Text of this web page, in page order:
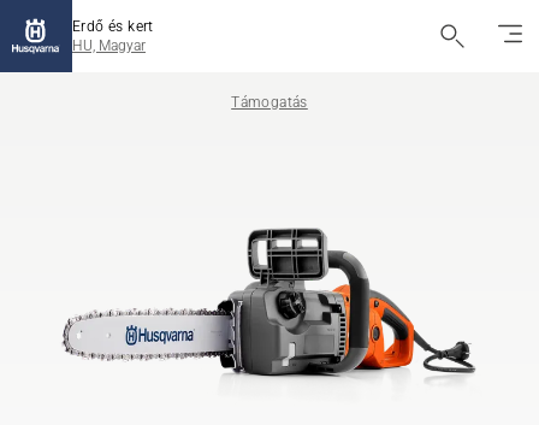
Erdő és kert
HU, Magyar
Támogatás